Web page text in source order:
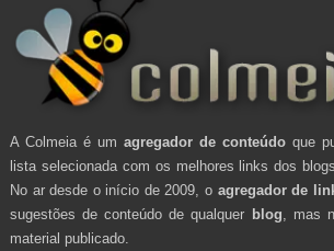
A Colmeia é um agregador de conteúdo que
lista selecionada com os melhores links dos
No ar desde o início de 2009, o agregador de
sugestões de conteúdo de qualquer blog , mas
material publicado.